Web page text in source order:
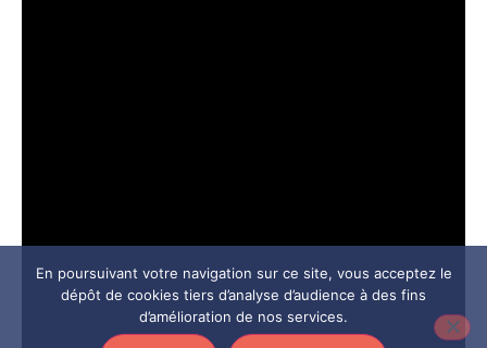
En poursuivant votre navigation sur ce site, vous acceptez le
dépôt de cookies tiers d’analyse d’audience à des fins
d’amélioration de nos services.